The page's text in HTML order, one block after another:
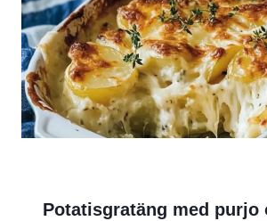
Potatisgratäng med purjo